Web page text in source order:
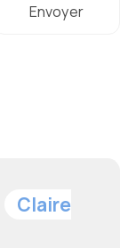
Envoyer
Claire